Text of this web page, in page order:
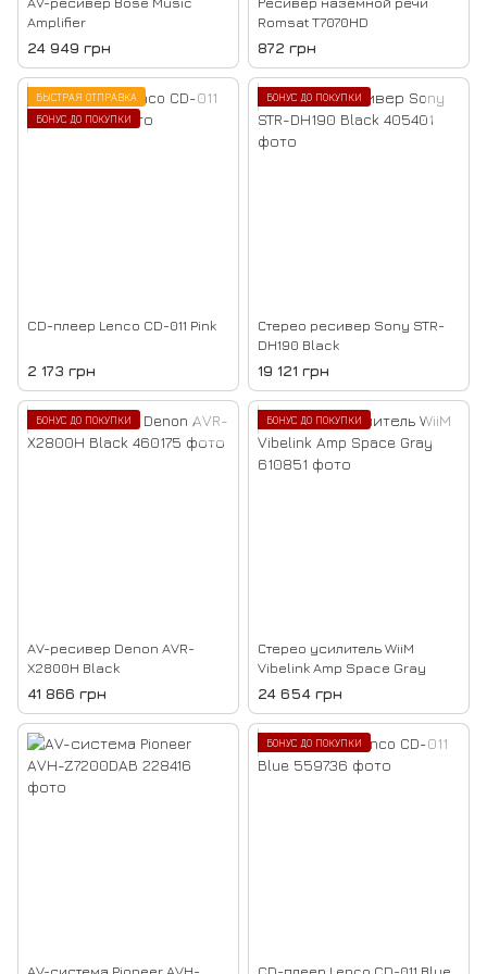
Amplifier
24 949 грн
Romsat T7070HD
872 грн
БЫСТРАЯ ОТПРАВКА
БОНУС ДО ПОКУПКИ
CD-плеер Lenco CD-011 Pink
2 173 грн
БОНУС ДО ПОКУПКИ
Стерео ресивер Sony STR-
DH190 Black
19 121 грн
БОНУС ДО ПОКУПКИ
AV-ресивер Denon AVR-
X2800H Black
41 866 грн
БОНУС ДО ПОКУПКИ
Стерео усилитель WiiM
Vibelink Amp Space Gray
24 654 грн
БОНУС ДО ПОКУПКИ